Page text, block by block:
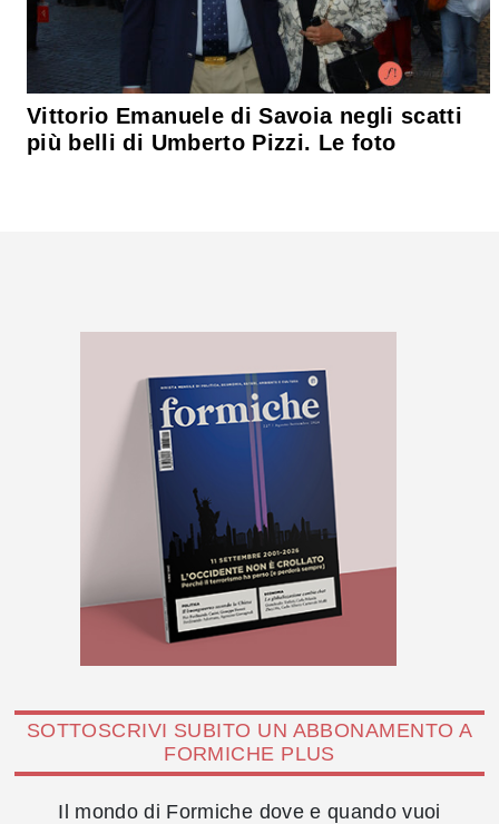
Vittorio Emanuele di Savoia negli scatti
più belli di Umberto Pizzi. Le foto
SOTTOSCRIVI SUBITO UN ABBONAMENTO A
FORMICHE PLUS
Il mondo di Formiche dove e quando vuoi